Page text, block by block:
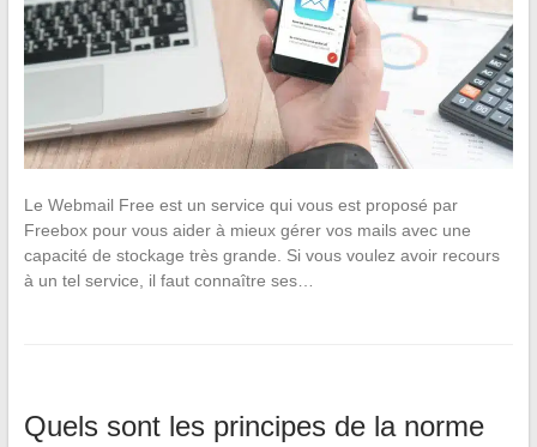
Le Webmail Free est un service qui vous est proposé par
Freebox pour vous aider à mieux gérer vos mails avec une
capacité de stockage très grande. Si vous voulez avoir recours
à un tel service, il faut connaître ses…
Quels sont les principes de la norme